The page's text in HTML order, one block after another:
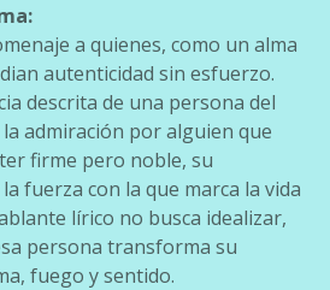
a quienes, como un alma
autenticidad sin esfuerzo.
descrita de una persona del
admiración por alguien que
firme pero noble, su
fuerza con la que marca la vida
lírico no busca idealizar,
persona transforma su
fuego y sentido.